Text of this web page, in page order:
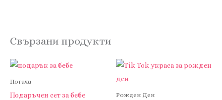
Свързани продукти
Погача
Подаръчен сет за бебе Рожден Ден